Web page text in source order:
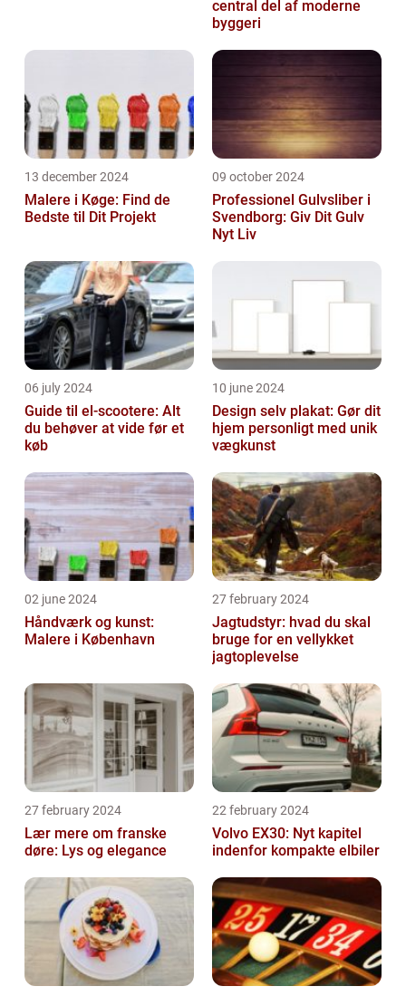
central del af moderne
byggeri
13 december 2024
Malere i Køge: Find de
Bedste til Dit Projekt
09 october 2024
Professionel Gulvsliber i
Svendborg: Giv Dit Gulv
Nyt Liv
06 july 2024
Guide til el-scootere: Alt
du behøver at vide før et
køb
10 june 2024
Design selv plakat: Gør dit
hjem personligt med unik
vægkunst
02 june 2024
Håndværk og kunst:
Malere i København
27 february 2024
Jagtudstyr: hvad du skal
bruge for en vellykket
jagtoplevelse
27 february 2024
Lær mere om franske
døre: Lys og elegance
22 february 2024
Volvo EX30: Nyt kapitel
indenfor kompakte elbiler